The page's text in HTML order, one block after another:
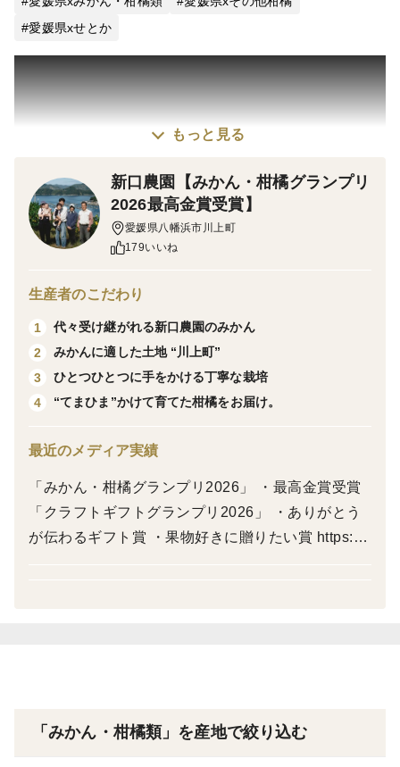
愛媛県xせとか
「せとか」は、柑橘の大トロとも呼ばれる希少品種で
す。
ぎっしり。ひと房ひと房がやわらかく口に残りにくいた
め、ジューシーな果肉をそのまま味わっていただけま
す。
れられない豊かな味わい。贅沢なひとときをご家庭でお
楽しみください。
※数量に限りがございますので、なくなり次第終了とな
もっと見る
新口農園【みかん・柑橘グランプリ
2026最高金賞受賞】
愛媛県八幡浜市川上町
179いいね
生産者のこだわり
1
代々受け継がれる新口農園のみかん
2
みかんに適した土地 “川上町”
3
ひとつひとつに手をかける丁寧な栽培
4
“てまひま”かけて育てた柑橘をお届け。
最近のメディア実績
「みかん・柑橘グランプリ2026」 ・最高金賞受賞
「クラフトギフトグランプリ2026」 ・ありがとう
が伝わるギフト賞 ・果物好きに贈りたい賞 https://
「みかん・柑橘類」を産地で絞り込む